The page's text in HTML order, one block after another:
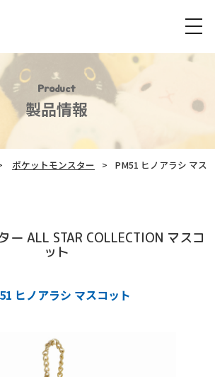
Product
製品情報
ポケットモンスター
PM51 ヒノアラシ マス
ー ALL STAR COLLECTION マスコ
ット
ヒノアラシ マスコット